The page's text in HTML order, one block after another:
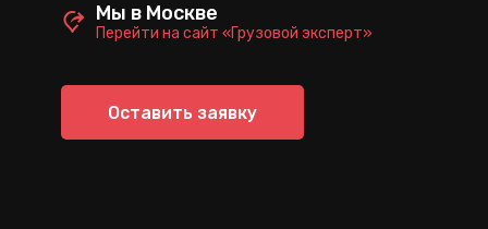
Оставить заявку
Перейти на сайт «Грузовой эксперт»
Мы в Москве